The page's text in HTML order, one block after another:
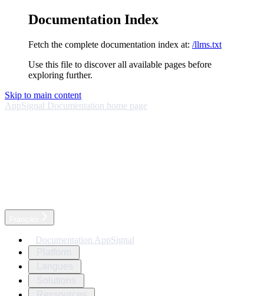
Documentation Index
Fetch the complete documentation index at: /llms.txt
Use this file to discover all available pages before
exploring further.
Skip to main content
AppSignal Documentation home page
Documentation AppSignal